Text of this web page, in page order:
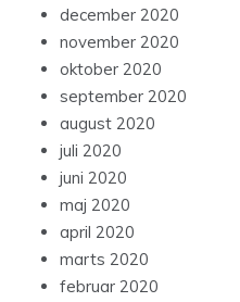
december 2020
november 2020
oktober 2020
september 2020
august 2020
juli 2020
juni 2020
maj 2020
april 2020
marts 2020
februar 2020